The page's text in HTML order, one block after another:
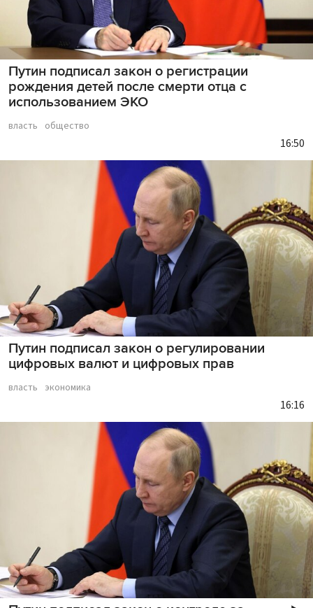
Путин подписал закон о регистрации
рождения детей после смерти отца с
использованием ЭКО
власть общество
Путин подписал закон о регулировании
цифровых валют и цифровых прав
16:50
власть экономика
16:16